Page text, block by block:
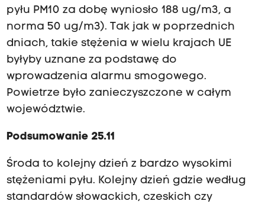
pyłu PM10 za dobę wyniosło 188 ug/m3, a
norma 50 ug/m3). Tak jak w poprzednich
dniach, takie stężenia w wielu krajach UE
byłyby uznane za podstawę do
wprowadzenia alarmu smogowego.
Powietrze było zanieczyszczone w całym
województwie.
Podsumowanie 25.11
Środa to kolejny dzień z bardzo wysokimi
stężeniami pyłu. Kolejny dzień gdzie według
standardów słowackich, czeskich czy